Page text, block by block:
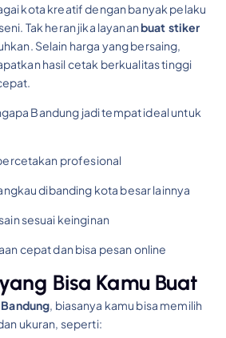
kota kreatif dengan banyak pelaku
Tak heran jika layananbuat stiker
Selain harga yang bersaing,
hasil cetak berkualitas tinggi
Bandung jadi tempat ideal untuk
profesional
dibanding kota besar lainnya
sesuai keinginan
cepat dan bisa pesan online
Bisa Kamu Buat
, biasanya kamu bisa memilih
ukuran, seperti: